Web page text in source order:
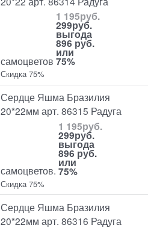
самоцветов
1 195руб.
299руб.
выгода
896 руб.
или
75%
Скидка 75%
Сердце Яшма Бразилия
20*22мм арт. 86315 Радуга
самоцветов.
1 195руб.
299руб.
выгода
896 руб.
или
75%
Скидка 75%
Сердце Яшма Бразилия
20*22мм арт. 86316 Радуга